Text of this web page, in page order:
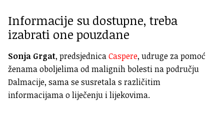
Informacije su dostupne, treba
izabrati one pouzdane
Sonja Grgat, predsjednicaCaspere, udruge za pomoć
ženama oboljelima od malignih bolesti na području
Dalmacije, sama se susretala s različitim
informacijama o liječenju i lijekovima.